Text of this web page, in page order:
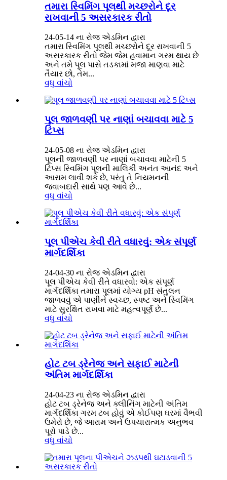
તમારા સ્વિમિંગ પૂલથી મચ્છરોને દૂર
રાખવાની 5 અસરકારક રીતો
24-05-14 ના રોજ એડમિન દ્વારા
તમારા સ્વિમિંગ પૂલથી મચ્છરોને દૂર રાખવાની 5
અસરકારક રીતો જેમ જેમ હવામાન ગરમ થાય છે
અને તમે પૂલ પાસે તડકામાં મજા માણવા માટે
તૈયાર છો, તેમ...
વધુ વાંચો
પૂલ જાળવણી પર નાણાં બચાવવા માટે 5
ટિપ્સ
24-05-08 ના રોજ એડમિન દ્વારા
પૂલની જાળવણી પર નાણાં બચાવવા માટેની 5
ટિપ્સ સ્વિમિંગ પૂલની માલિકી અનંત આનંદ અને
આરામ લાવી શકે છે, પરંતુ તે નિયમનની
જવાબદારી સાથે પણ આવે છે...
વધુ વાંચો
પૂલ પીએચ કેવી રીતે વધારવું: એક સંપૂર્ણ
માર્ગદર્શિકા
24-04-30 ના રોજ એડમિન દ્વારા
પૂલ પીએચ કેવી રીતે વધારવો: એક સંપૂર્ણ
માર્ગદર્શિકા તમારા પૂલમાં યોગ્ય pH સંતુલન
જાળવવું એ પાણીને સ્વચ્છ, સ્પષ્ટ અને સ્વિમિંગ
માટે સુરક્ષિત રાખવા માટે મહત્વપૂર્ણ છે...
વધુ વાંચો
હોટ ટબ ડ્રેનેજ અને સફાઈ માટેની
અંતિમ માર્ગદર્શિકા
24-04-23 ના રોજ એડમિન દ્વારા
હોટ ટબ ડ્રેનેજ અને ક્લીનિંગ માટેની અંતિમ
માર્ગદર્શિકા ગરમ ટબ હોવું એ કોઈપણ ઘરમાં વૈભવી
ઉમેરો છે, જે આરામ અને ઉપચારાત્મક અનુભવ
પૂરો પાડે છે...
વધુ વાંચો